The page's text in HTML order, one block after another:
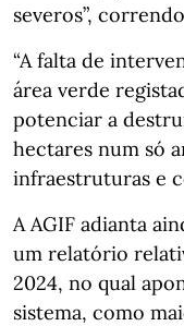
severos”,
“A falta de
área verde
potenciar a
hectares num só
infraestruturas e
A AGIF adianta
um relatório
2024, no qual
sistema, como